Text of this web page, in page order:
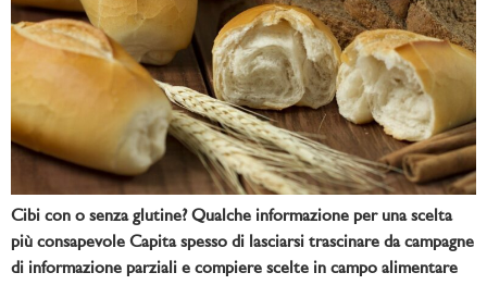
Cibi con o senza glutine? Qualche informazione per una scelta
più consapevole Capita spesso di lasciarsi trascinare da campagne
di informazione parziali e compiere scelte in campo alimentare